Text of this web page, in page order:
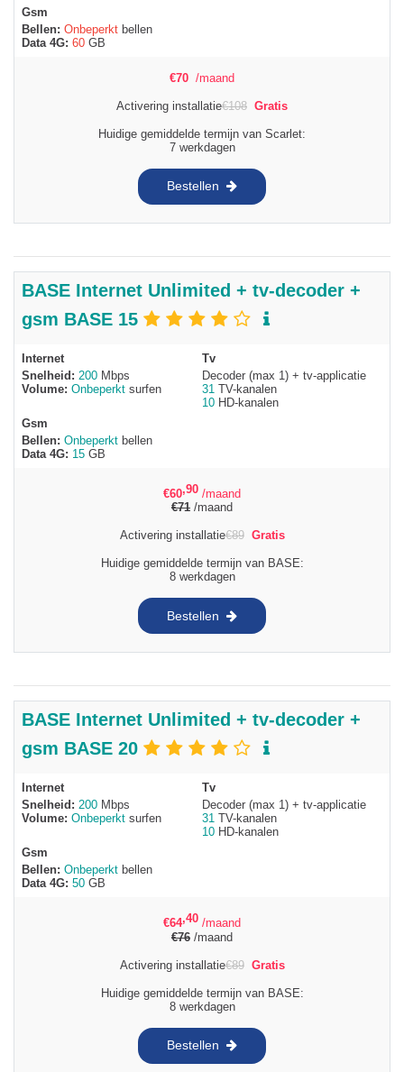
Gsm
Bellen: Onbeperkt bellen
Data 4G: 60 GB
€70 /maand
Activering installatie€108 Gratis
Huidige gemiddelde termijn van Scarlet:
7 werkdagen
Bestellen
BASE Internet Unlimited + tv-decoder +
gsm BASE 15
Internet
Snelheid: 200 Mbps
Volume: Onbeperkt surfen
Tv
Decoder (max 1) + tv-applicatie
31 TV-kanalen
10 HD-kanalen
Gsm
Bellen: Onbeperkt bellen
Data 4G: 15 GB
€60,90 /maand
€71 /maand
Activering installatie€89 Gratis
Huidige gemiddelde termijn van BASE:
8 werkdagen
Bestellen
BASE Internet Unlimited + tv-decoder +
gsm BASE 20
Internet
Snelheid: 200 Mbps
Volume: Onbeperkt surfen
Tv
Decoder (max 1) + tv-applicatie
31 TV-kanalen
10 HD-kanalen
Gsm
Bellen: Onbeperkt bellen
Data 4G: 50 GB
€64,40 /maand
€76 /maand
Activering installatie€89 Gratis
Huidige gemiddelde termijn van BASE:
8 werkdagen
Bestellen